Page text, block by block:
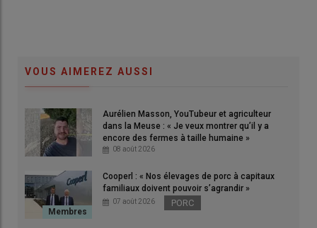
L’aide PAC complémentaire au revenu pour les jeunes
agriculteurs est réévalué à 4469 euros (contre 4300 euros
annoncé en mars 2026, soit le même montant que pour la
campagne 2024).
© Archives Reussir
VOUS AIMEREZ AUSSI
Aurélien Masson, YouTubeur et agriculteur
dans la Meuse : « Je veux montrer qu’il y a
encore des fermes à taille humaine »
08 août 2026
Cooperl : « Nos élevages de porc à capitaux
familiaux doivent pouvoir s’agrandir »
07 août 2026 PORC